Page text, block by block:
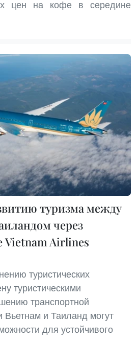
цен на кофе в середине
туризма между
через
Vietnam Airlines
туристических
туристическими
транспортной
Вьетнам и Таиланд могут
для устойчивого